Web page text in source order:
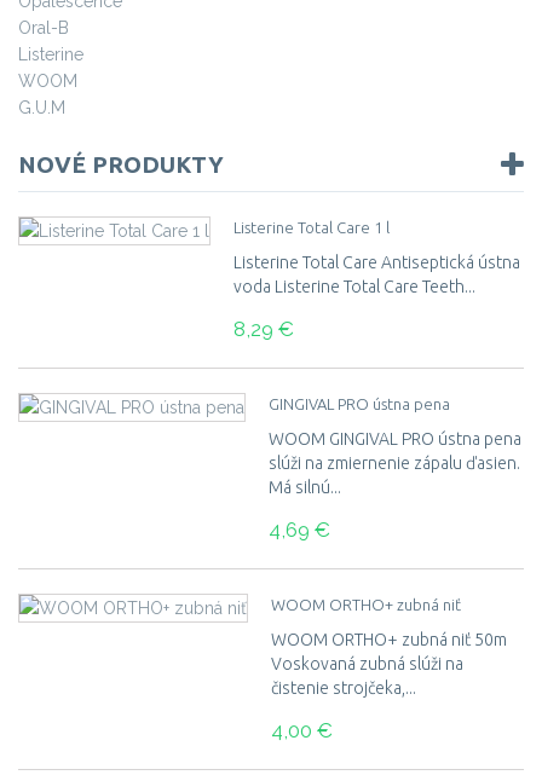
Oral-B
Listerine
WOOM
G.U.M
NOVÉ PRODUKTY
Listerine Total Care 1 l
Listerine Total Care Antiseptická ústna
voda Listerine Total Care Teeth...
8,29 €
GINGIVAL PRO ústna pena
WOOM GINGIVAL PRO ústna pena
slúži na zmiernenie zápalu ďasien.
Má silnú...
4,69 €
WOOM ORTHO+ zubná niť
WOOM ORTHO+ zubná niť 50m
Voskovaná zubná slúži na
čistenie strojčeka,...
4,00 €